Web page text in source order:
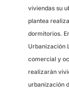
viviendas su
plantea
dormitorios.
Urbanización
comercial y
realizarán
urbanización